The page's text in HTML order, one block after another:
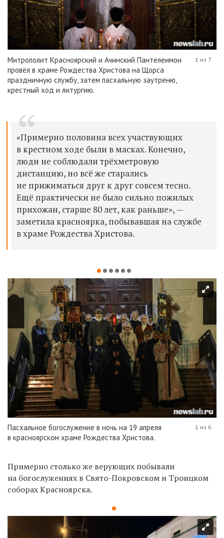
Митрополит Красноярский и Ачинский Пантелеимон
провёл в храме Рождества Христова на Щорса
праздничную службу, затем пасхальную заутреню,
крестный ход и литургию.
1 из 7
«Примерно половина всех участвующих
в крестном ходе были в масках. Конечно,
люди не соблюдали трёхметровую
дистанцию, но всё же старались
не прижиматься друг к друг совсем тесно.
Ещё практически не было сильно пожилых
прихожан, старше 80 лет, как раньше», —
заметила красноярка, побывавшая на службе
в храме Рождества Христова.
Пасхальное богослужение в ночь на 19 апреля
в красноярском храме Рождества Христова.
1 из 6
Примерно столько же верующих побывали
на богослужениях в Свято-Покровском и Троицком
соборах Красноярска.